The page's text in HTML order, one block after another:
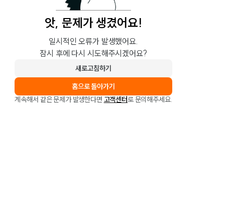
앗, 문제가 생겼어요!
일시적인 오류가 발생했어요.
잠시 후에 다시 시도해주시겠어요?
새로고침하기
홈으로 돌아가기
계속해서 같은 문제가 발생한다면 고객센터로 문의해주세요.